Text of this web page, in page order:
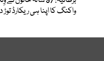
واکنگ کا اپنا ہی ریکارڈ توڑ